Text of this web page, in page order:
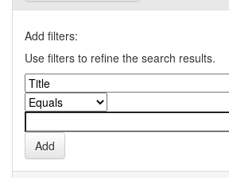
Add filters:
Use filters to refine the search results.